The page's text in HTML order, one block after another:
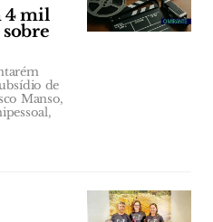
4 mil
de
Manso,